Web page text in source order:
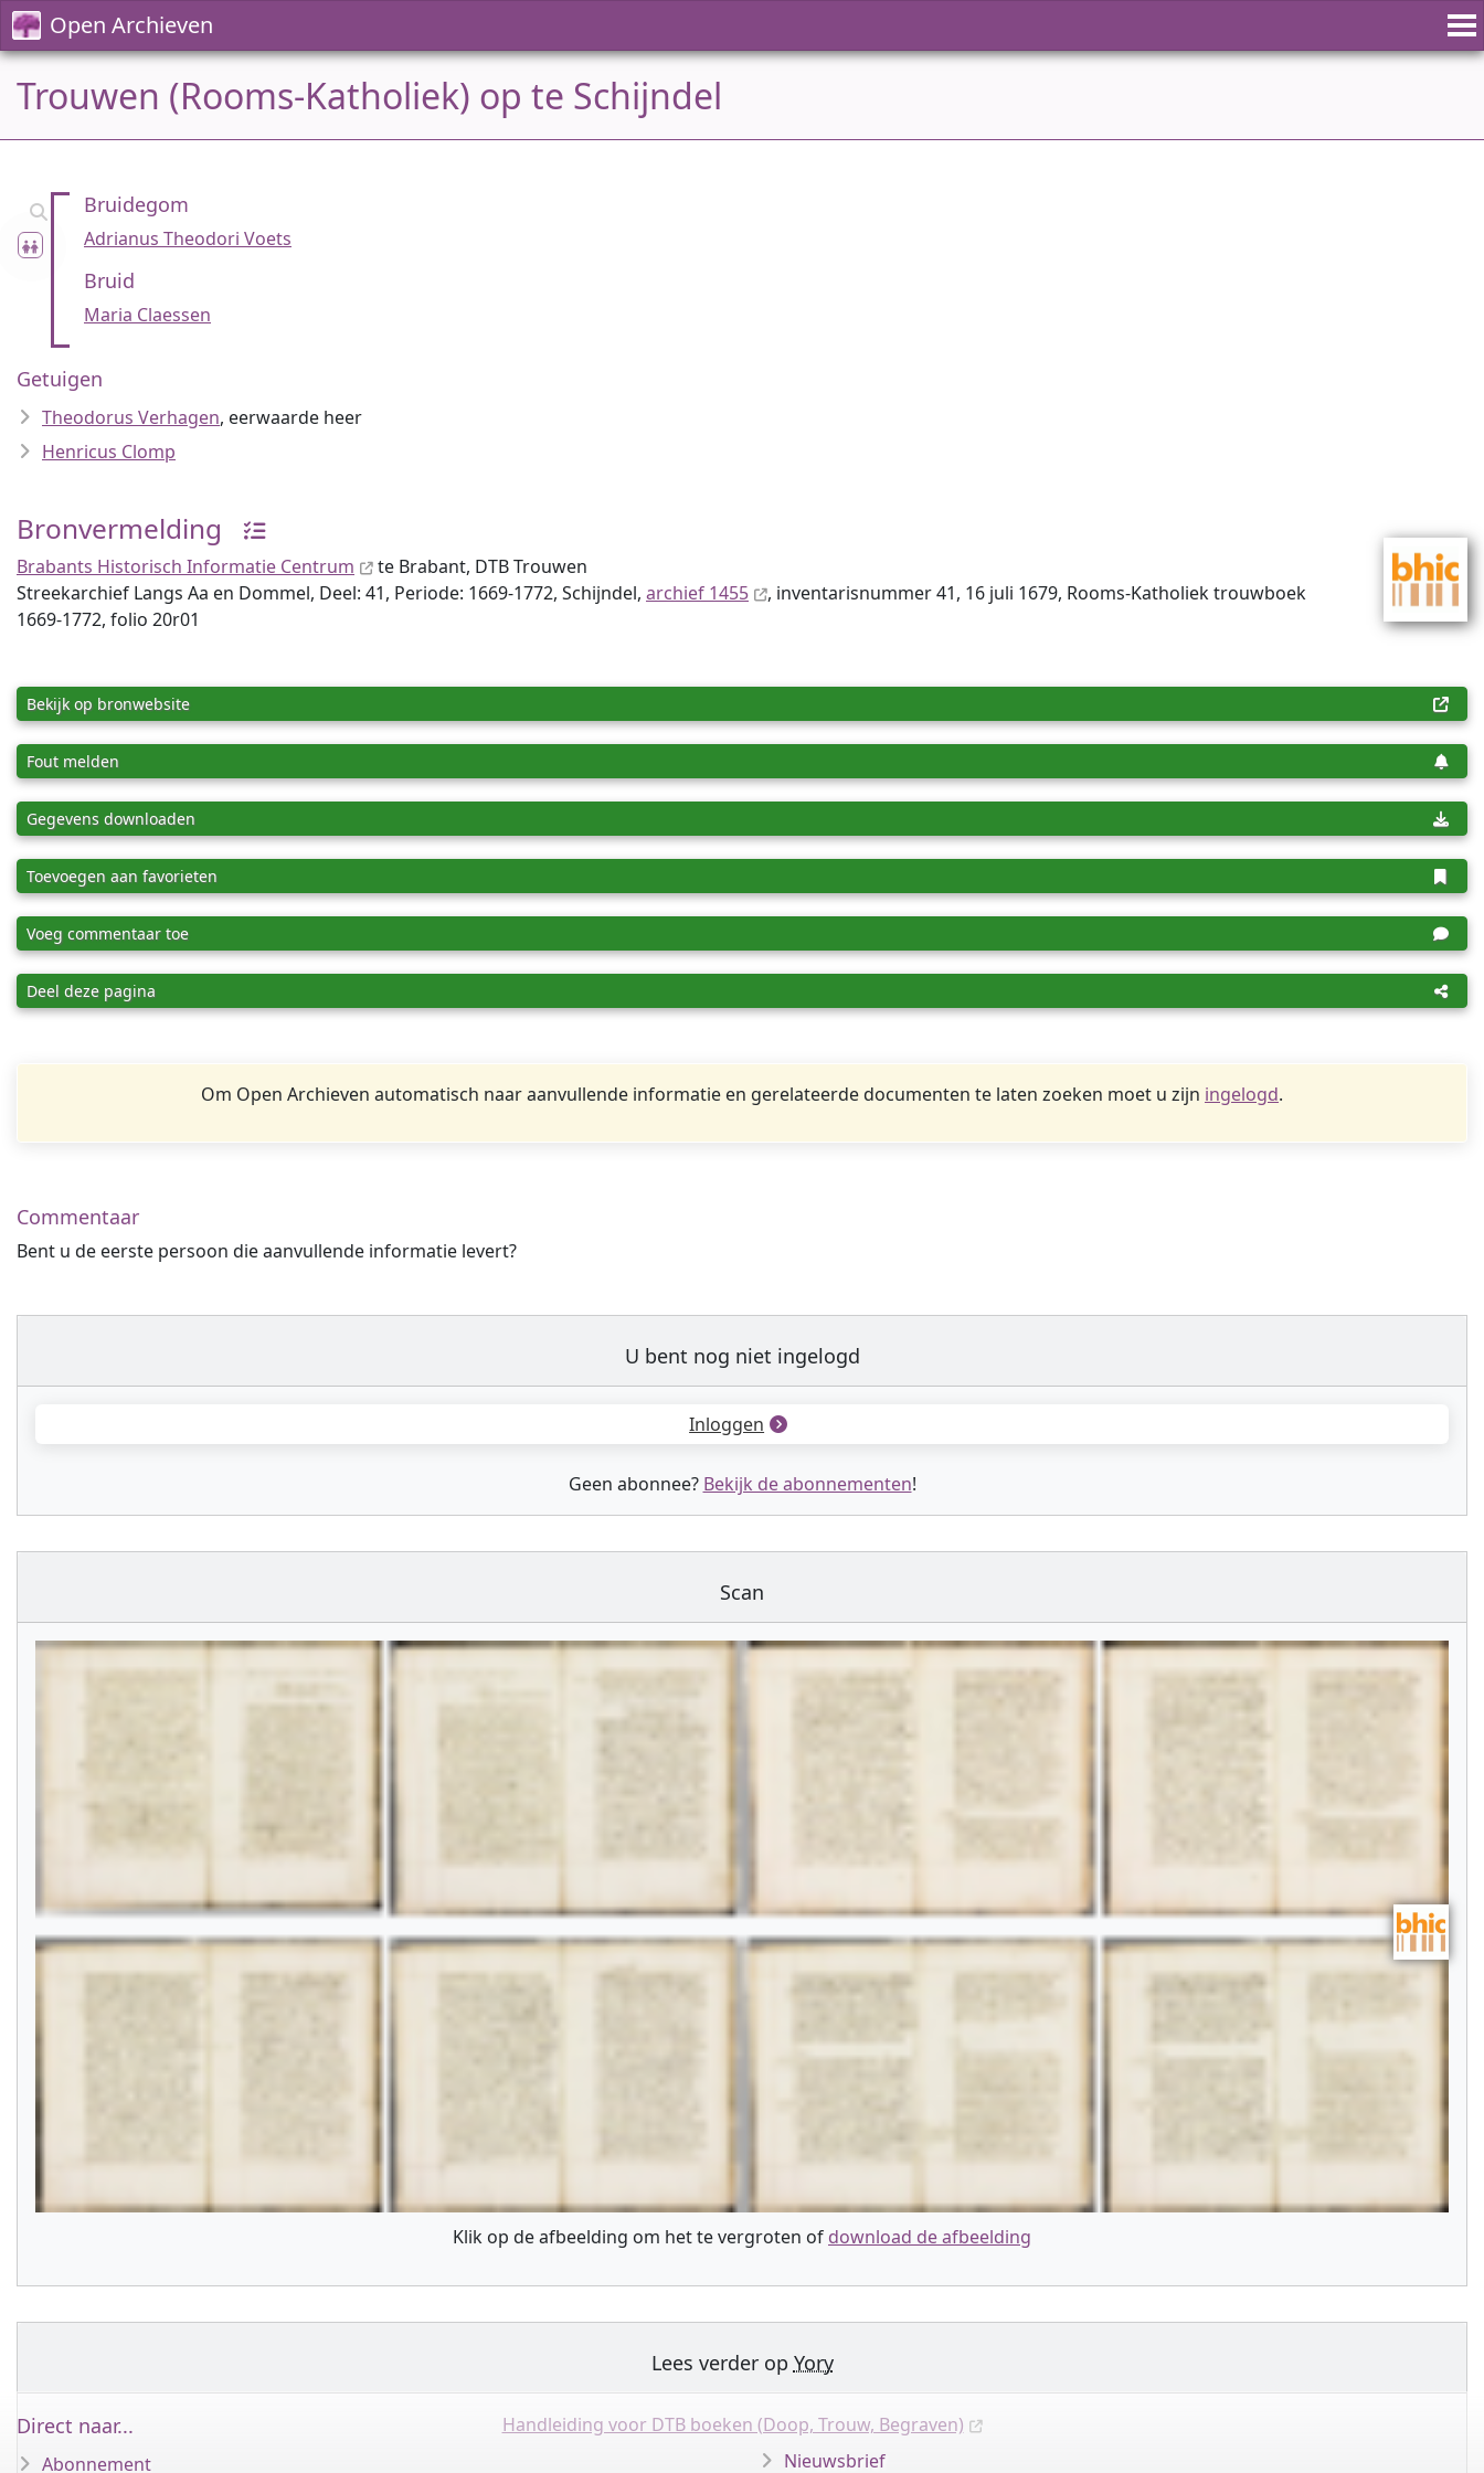
Open Archieven
Trouwen (Rooms-Katholiek) op te Schijndel
Bruidegom
Adrianus Theodori Voets
Bruid
Maria Claessen
Getuigen
Theodorus Verhagen, eerwaarde heer
Henricus Clomp
Bronvermelding
Brabants Historisch Informatie Centrum
te Brabant, DTB Trouwen
Streekarchief Langs Aa en Dommel, Deel: 41, Periode: 1669-1772, Schijndel, archief 1455
, inventaris­num­mer 41, 16 juli 1679, Rooms-Katholiek trouwboek
1669-1772, folio 20r01
Bekijk op bronwebsite
Fout melden
Gegevens downloaden
Toevoegen aan favorieten
Voeg commentaar toe
Deel deze pagina
Om Open Archieven automatisch naar aanvullende informatie en gerelateerde documenten te laten zoeken moet u zijn ingelogd.
Commentaar
Bent u de eerste persoon die aanvullende informatie levert?
U bent nog niet ingelogd
Inloggen
Geen abonnee? Bekijk de abonnementen!
Scan
Klik op de afbeelding om het te vergroten of download de afbeelding
Lees verder op Yory
Handleiding voor DTB boeken (Doop, Trouw, Begraven)
Direct naar...
Abonnement Nieuwsbrief